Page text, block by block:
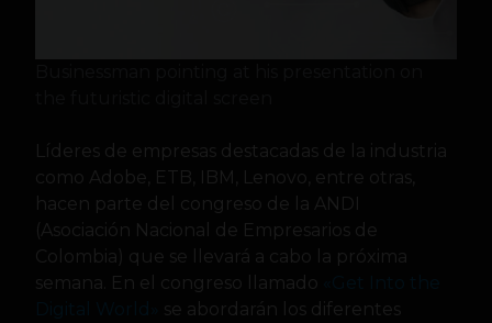
Líderes de empresas destacadas de la industria
como Adobe, ETB, IBM, Lenovo, entre otras,
hacen parte del congreso de la ANDI
(Asociación Nacional de Empresarios de
Colombia) que se llevará a cabo la próxima
semana. En el congreso llamado
se abordarán los diferentes